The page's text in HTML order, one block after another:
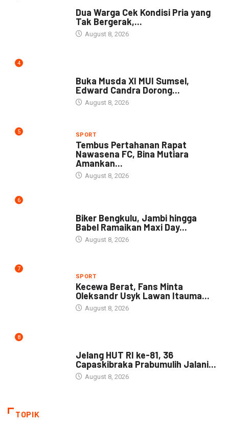
Dua Warga Cek Kondisi Pria yang
Tak Bergerak,...
August 8, 2026
4
Buka Musda XI MUI Sumsel,
Edward Candra Dorong...
August 8, 2026
5 SPORT
Tembus Pertahanan Rapat
Nawasena FC, Bina Mutiara
Amankan...
August 8, 2026
6
Biker Bengkulu, Jambi hingga
Babel Ramaikan Maxi Day...
August 8, 2026
7
SPORT
Kecewa Berat, Fans Minta
Oleksandr Usyk Lawan Itauma...
August 8, 2026
8
Jelang HUT RI ke-81, 36
Capaskibraka Prabumulih Jalani...
August 8, 2026
TOPIK